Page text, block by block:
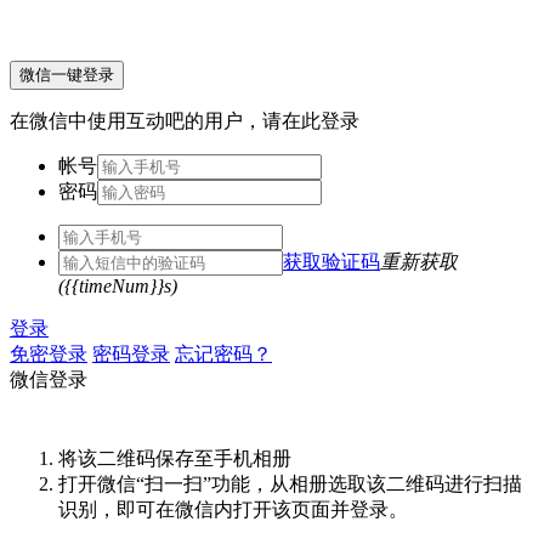
微信一键登录
在微信中使用互动吧的用户，请在此登录
帐号
密码
获取验证码重新获取
({{timeNum}}s)
登录
免密登录 密码登录 忘记密码？
微信登录
将该二维码保存至手机相册
打开微信“扫一扫”功能，从相册选取该二维码进行扫描
识别，即可在微信内打开该页面并登录。